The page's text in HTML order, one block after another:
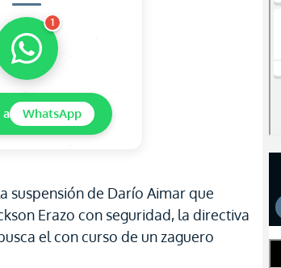
1
a WhatsApp
suspensión de Darío Aimar que
Erazo con seguridad, la directiva
el con curso de un zaguero